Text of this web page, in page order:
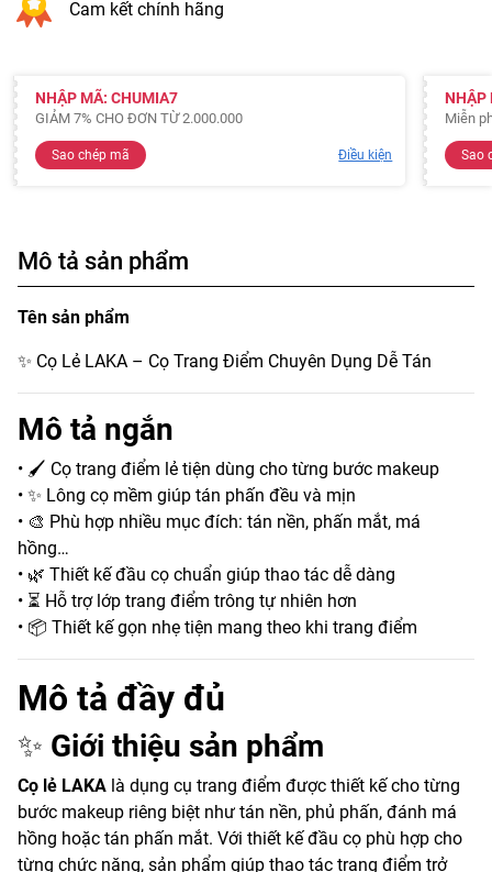
Cam kết chính hãng
NHẬP MÃ: CHUMIA7
GIẢM 7% CHO ĐƠN TỪ 2.000.000
Sao chép mã Điều kiện
NHẬP
Miễn
Sao
Mô tả sản phẩm
Tên sản phẩm
✨ Cọ Lẻ LAKA – Cọ Trang Điểm Chuyên Dụng Dễ Tán
Mô tả ngắn
• 🖌️ Cọ trang điểm lẻ tiện dùng cho từng bước makeup
• ✨ Lông cọ mềm giúp tán phấn đều và mịn
• 🎨 Phù hợp nhiều mục đích: tán nền, phấn mắt, má
hồng…
• 🌿 Thiết kế đầu cọ chuẩn giúp thao tác dễ dàng
• ⏳ Hỗ trợ lớp trang điểm trông tự nhiên hơn
• 📦 Thiết kế gọn nhẹ tiện mang theo khi trang điểm
Mô tả đầy đủ
✨ Giới thiệu sản phẩm
Cọ lẻ LAKA là dụng cụ trang điểm được thiết kế cho từng
bước makeup riêng biệt như tán nền, phủ phấn, đánh má
hồng hoặc tán phấn mắt. Với thiết kế đầu cọ phù hợp cho
từng chức năng, sản phẩm giúp thao tác trang điểm trở